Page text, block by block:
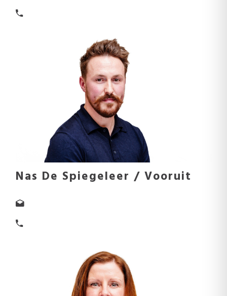
Nas De Spiegeleer / Vooruit